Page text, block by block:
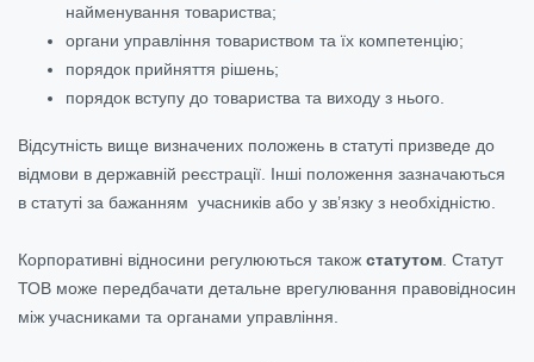
найменування товариства;
органи управління товариством та їх компетенцію;
порядок прийняття рішень;
порядок вступу до товариства та виходу з нього.
Відсутність вище визначених положень в статуті призведе до
відмови в державній реєстрації. Інші положення зазначаються
в статуті за бажанням учасників або у зв’язку з необхідністю.
Корпоративні відносини регулюються також статутом . Статут
ТОВ може передбачати детальне врегулювання правовідносин
між учасниками та органами управління.